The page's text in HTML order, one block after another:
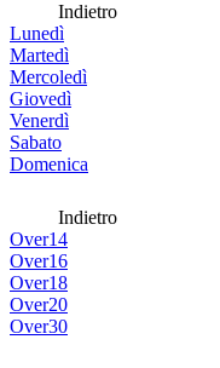
Indietro
Lunedì
Martedì
Mercoledì
Giovedì
Venerdì
Sabato
Domenica
Indietro
Over14
Over16
Over18
Over20
Over30